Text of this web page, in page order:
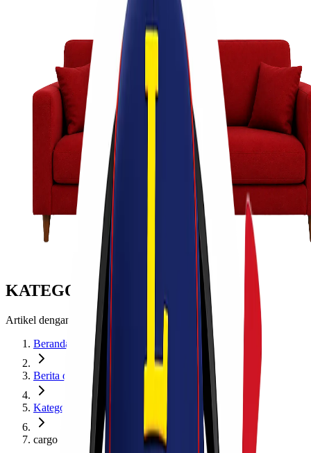
KATEGORI: CARGO
Artikel dengan topik cargo
Beranda
Berita dan Informasi
Kategori
cargo